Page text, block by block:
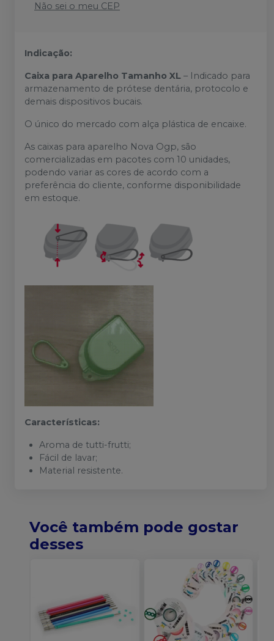
Não sei o meu CEP
Indicação:
Caixa para Aparelho Tamanho XL – Indicado para
armazenamento de prótese dentária, protocolo e
demais dispositivos bucais.
O único do mercado com alça plástica de encaixe.
As caixas para aparelho Nova Ogp, são
comercializadas em pacotes com 10 unidades,
podendo variar as cores de acordo com a
preferência do cliente, conforme disponibilidade
em estoque.
Características:
Aroma de tutti-frutti;
Fácil de lavar;
Material resistente.
Você também pode gostar
desses